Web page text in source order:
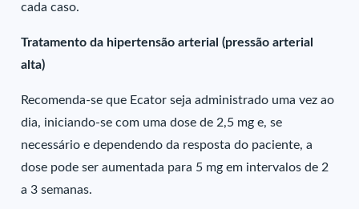
cada caso.
Tratamento da hipertensão arterial (pressão arterial
alta)
Recomenda-se que Ecator seja administrado uma vez ao
dia, iniciando-se com uma dose de 2,5 mg e, se
necessário e dependendo da resposta do paciente, a
dose pode ser aumentada para 5 mg em intervalos de 2
a 3 semanas.